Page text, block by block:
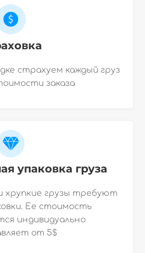
страхуем каждый груз
заказа
упаковка груза
хрупкие грузы требуют
Ее стоимость
индивидуально
от 5$